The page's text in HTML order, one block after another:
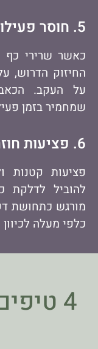
5. חוסר פעילות גופנית
כאשר שרירי כף
החיזוק הדרוש,
על העקב.
שמחמיר בזמן
6. פציעות חוזרות ונשנות
פציעות קטנות
להוביל לדלקת
מורגש כתחושת
כלפי מעלה
4